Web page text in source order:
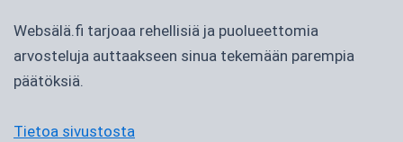
Websälä.fi tarjoaa rehellisiä ja puolueettomia
arvosteluja auttaakseen sinua tekemään parempia
päätöksiä.
Tietoa sivustosta